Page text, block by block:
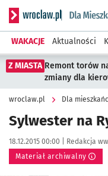
Serwis informacyjny
WAKACJE Aktualności
Z MIASTA Remont torów
zmiany dla
wroclaw.pl Dla
Sylwester na
Data publikacji:
18.12.2015 00:00 | Autor:
Redakcja
Materiał archiwalny